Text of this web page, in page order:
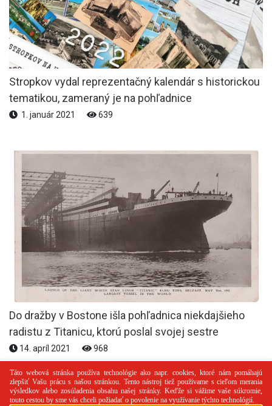
Stropkov vydal reprezentačný kalendár s historickou
tematikou, zameraný je na pohľadnice
1. január 2021 639
Do dražby v Bostone išla pohľadnica niekdajšieho
radistu z Titanicu, ktorú poslal svojej sestre
14. apríl 2021 968